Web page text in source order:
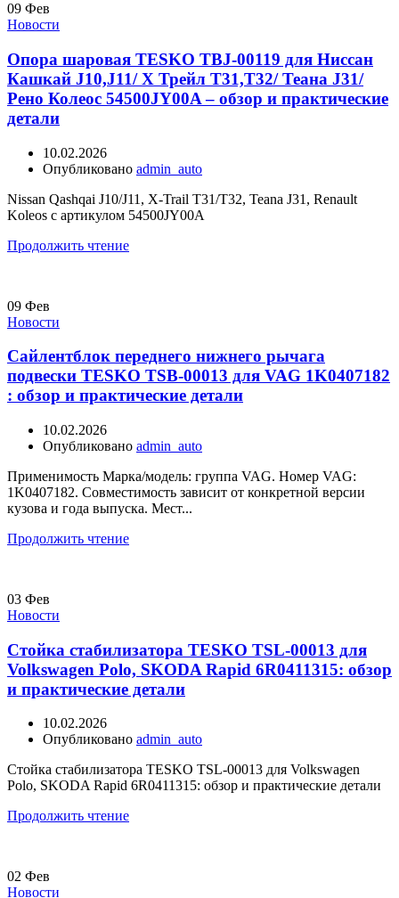
09 Фев
Новости
Опора шаровая TESKO TBJ-00119 для Ниссан
Кашкай J10,J11/ Х Трейл Т31,Т32/ Теана J31/
Рено Колеос 54500JY00A – обзор и практические
детали
10.02.2026
Опубликовано admin_auto
Nissan Qashqai J10/J11, X-Trail T31/T32, Teana J31, Renault
Koleos с артикулом 54500JY00A
Продолжить чтение
09 Фев
Новости
Сайлентблок переднего нижнего рычага
подвески TESKO TSB-00013 для VAG 1K0407182
: обзор и практические детали
10.02.2026
Опубликовано admin_auto
Применимость Марка/модель: группа VAG. Номер VAG:
1K0407182. Совместимость зависит от конкретной версии
кузова и года выпуска. Мест...
Продолжить чтение
03 Фев
Новости
Стойка стабилизатора TESKO TSL-00013 для
Volkswagen Polo, SKODA Rapid 6R0411315: обзор
и практические детали
10.02.2026
Опубликовано admin_auto
Стойка стабилизатора TESKO TSL-00013 для Volkswagen
Polo, SKODA Rapid 6R0411315: обзор и практические детали
Продолжить чтение
02 Фев
Новости